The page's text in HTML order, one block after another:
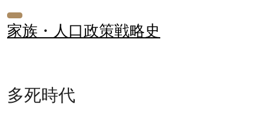
容
を
プ
家族・人口政策戦略史
多死時代